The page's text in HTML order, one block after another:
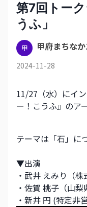
第7回トー
うふ」
甲 甲府まちな
2024-11-28
11/27（水）にイ
ー！こうふ』のア
テーマは「石」に
▼出演
・武井 えみり（株
・佐賀 桃子（山
・新井 円 (特定非